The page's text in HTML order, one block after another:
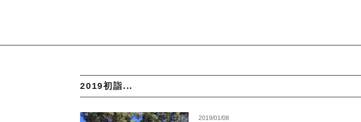
2019初詣...
2019/01/08